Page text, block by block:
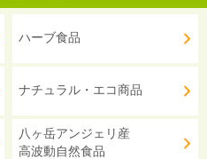
ハーブ食品
ナチュラル・エコ商品
八ヶ岳アンジェリ産
高波動自然食品